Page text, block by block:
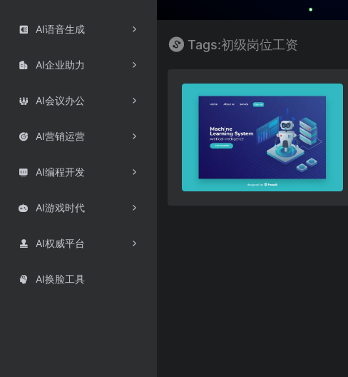
 AI语音生成
 AI企业助力
 AI会议办公
 AI营销运营
 AI编程开发
 AI游戏时代
 AI权威平台
 AI换脸工具
Tags:初级岗位工资